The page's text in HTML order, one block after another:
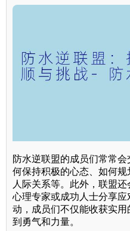
防水逆联盟的成员们常常
何保持积极的心态、如何
人际关系等。此外，联盟
心理专家或成功人士分享
动，成员们不仅能收获实
到勇气和力量。